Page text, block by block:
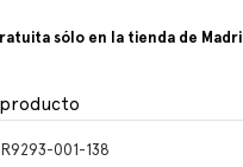
sólo en la tienda de
001-138